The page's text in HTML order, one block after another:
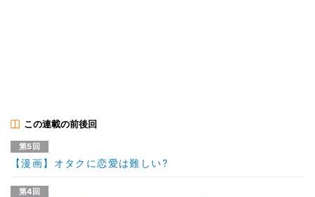
この連載の前後回
第5回
【漫画】オタクに恋愛は難しい?
第4回